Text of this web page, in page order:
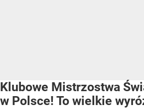
Klubowe Mistrzostwa
w Polsce! To wielkie